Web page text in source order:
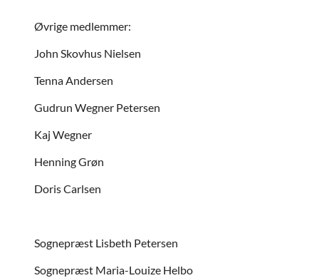
Øvrige medlemmer:
John Skovhus Nielsen
Tenna Andersen
Gudrun Wegner Petersen
Kaj Wegner
Henning Grøn
Doris Carlsen
Sognepræst Lisbeth Petersen
Sognepræst Maria-Louize Helbo